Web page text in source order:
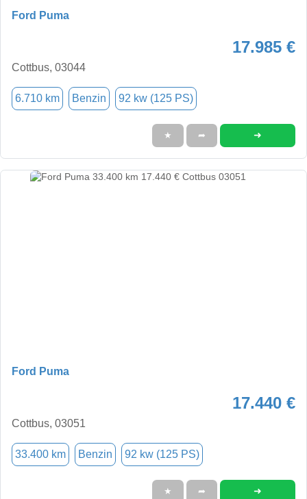
Ford Puma
17.985 €
Cottbus, 03044
6.710 km Benzin 92 kw (125 PS)
★ ➦ ➜
Ford Puma
17.440 €
Cottbus, 03051
33.400 km Benzin 92 kw (125 PS)
★ ➦ ➜